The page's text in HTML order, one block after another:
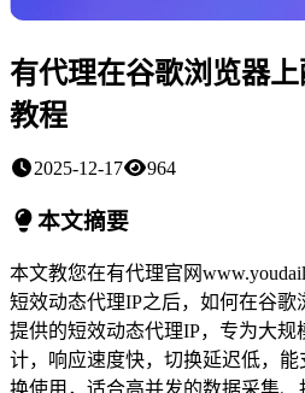
有代理在谷歌浏览器
教程
2025-12-17 964
本文摘要
本文教您在有代理官网
短效动态代理IP之后，如何在谷
提供的短效动态代理IP，专为大规
计，响应速度快，切换延迟低，